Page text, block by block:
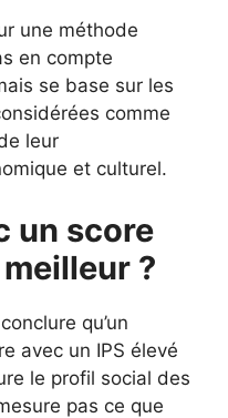
une méthode
en compte
se base sur les
comme
leur
et culturel.
un score
?
qu’un
avec un IPS élevé
le profil social des
pas ce que